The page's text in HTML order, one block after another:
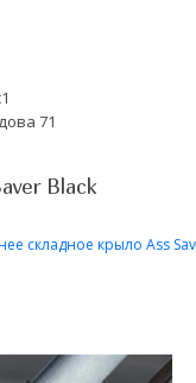
71
Black
складное крыло Ass